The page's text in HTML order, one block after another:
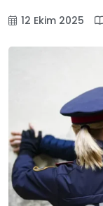
12 Ekim 2025